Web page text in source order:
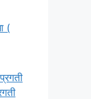
(